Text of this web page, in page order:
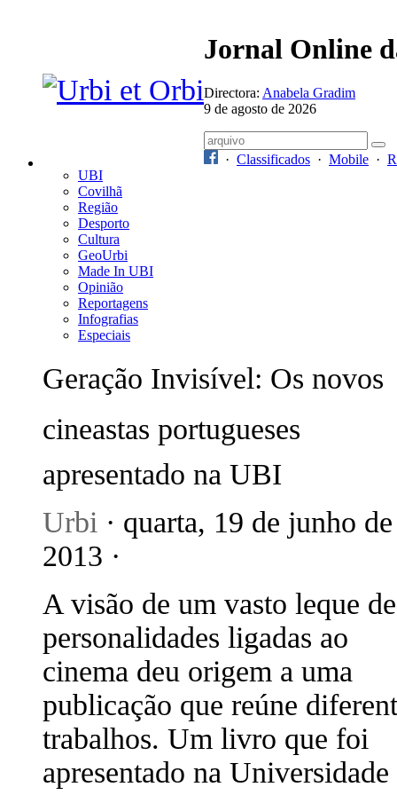
Jornal Online
Directora: Anabela Gradim
9 de agosto de 2026
· Classificados · Mobile ·
UBI
Covilhã
Região
Desporto
Cultura
GeoUrbi
Made In UBI
Opinião
Reportagens
Infografias
Especiais
Geração Invisível: Os novos
cineastas portugueses
apresentado na UBI
Urbi · quarta, 19 de junho de
2013 ·
A visão de um vasto leque de
personalidades ligadas ao
cinema deu origem a uma
publicação que reúne
trabalhos. Um livro que foi
apresentado na Universidade